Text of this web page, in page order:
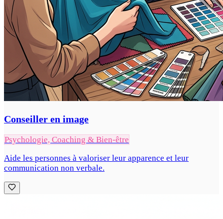
Conseiller en image
Psychologie, Coaching & Bien-être
Aide les personnes à valoriser leur apparence et leur
communication non verbale.